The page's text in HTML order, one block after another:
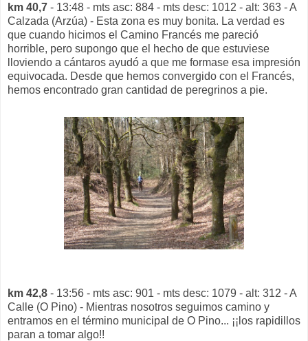
km 40,7 - 13:48 - mts asc: 884 - mts desc: 1012 - alt: 363 - A
Calzada (Arzúa) - Esta zona es muy bonita. La verdad es
que cuando hicimos el Camino Francés me pareció
horrible, pero supongo que el hecho de que estuviese
lloviendo a cántaros ayudó a que me formase esa impresión
equivocada. Desde que hemos convergido con el Francés,
hemos encontrado gran cantidad de peregrinos a pie.
km 42,8 - 13:56 - mts asc: 901 - mts desc: 1079 - alt: 312 - A
Calle (O Pino) - Mientras nosotros seguimos camino y
entramos en el término municipal de O Pino... ¡¡los rapidillos
paran a tomar algo!!